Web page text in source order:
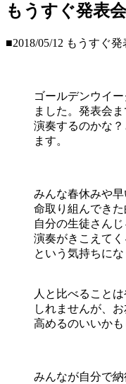
もうすぐ発表会
■2018/05/12 もうすぐ発
ゴールデンウイ
ました。発表会
演奏するのかな
ます。
みんな春休みや
命取り組んできた
自分の生徒さん
演奏がきこえて
という気持ちにな
人と比べること
しれませんが、
高めるのいいかも
みんなが自分で